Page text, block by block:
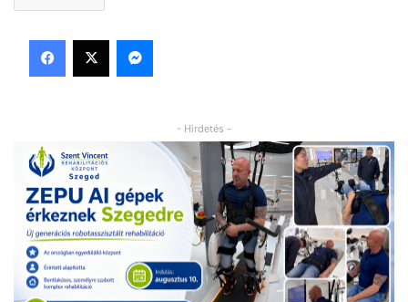
Facebook
X Messenger
- Hirdetés -